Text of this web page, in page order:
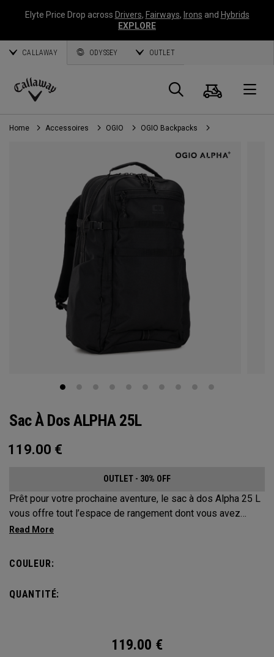
Elyte Price Drop across Drivers, Fairways, Irons and Hybrids
EXPLORE
CALLAWAY ODYSSEY OUTLET
Callaway
Golf
Panier
Home Accessoires OGIO OGIO Backpacks
Sac À Dos ALPHA 25L
119.00 €
OUTLET - 30% OFF
Prêt pour votre prochaine aventure, le sac à dos Alpha 25 L
vous offre tout l’espace de rangement dont vous avez
besoin sans compromettre votre style. Doté d’un
bouteille d’eau et d’une poche avant pour ranger vos
échapper le temps d’un week-end.
COULEUR:
QUANTITÉ:
119.00 €